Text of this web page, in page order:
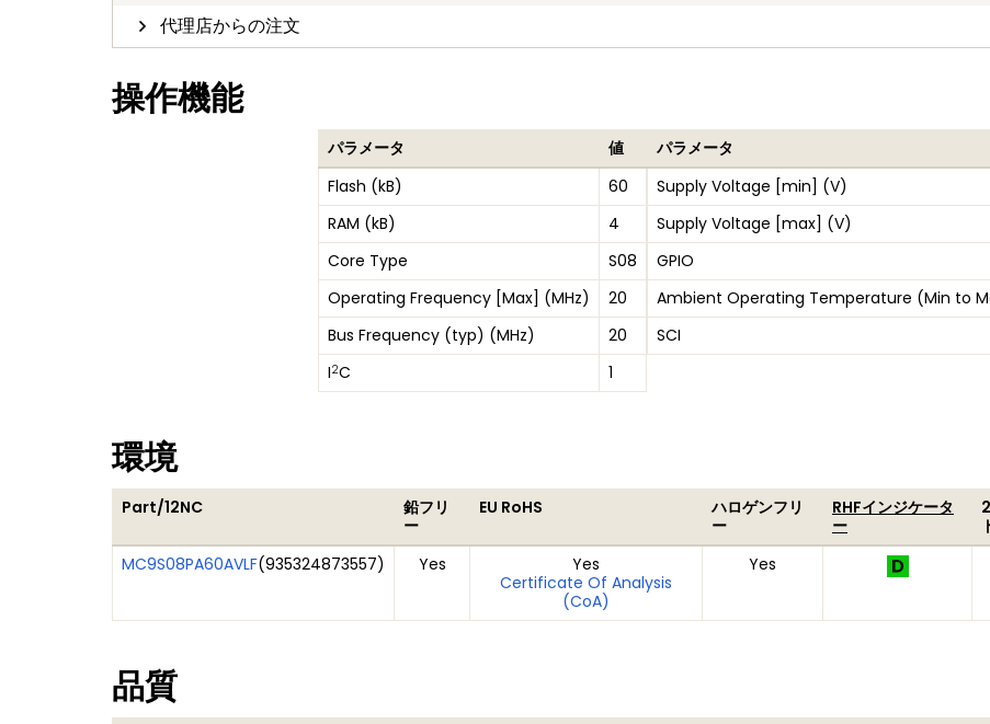
代理店からの注文
操作機能
パラメータ
値
Flash (kB)
60
RAM (kB)
4
Core Type
S08
Operating Frequency [Max] (MHz)
20
Bus Frequency (typ) (MHz)
20
I2C 1
パラメータ
Supply Voltage [min] (V)
Supply Voltage [max] (V)
GPIO
Ambient Operating Temperature (Min to
SCI
環境
Part/12NC
鉛フリ
ー
EU RoHS
ハロゲンフリ
ー
RHFインジケータ
ー
MC9S08PA60AVLF(935324873557) Yes
Yes
Certificate Of Analysis
(CoA)
Yes
品質